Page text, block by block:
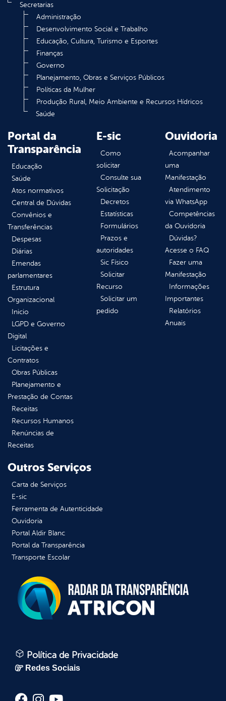
Secretarias
Administração
Desenvolvimento Social e Trabalho
Educação, Cultura, Turismo e Esportes
Finanças
Governo
Planejamento, Obras e Serviços Públicos
Políticas da Mulher
Produção Rural, Meio Ambiente e Recursos Hídricos
Saúde
Portal da
Transparência
Educação
Saúde
Atos normativos
Central de Dúvidas
Convênios e
Transferências
Despesas
Diárias
Emendas
parlamentares
Estrutura
Organizacional
Inicio
LGPD e Governo
Digital
Licitações e
Contratos
Obras Públicas
Planejamento e
Prestação de Contas
Receitas
Recursos Humanos
Renúncias de
Receitas
E-sic
Como
solicitar
Consulte sua
Solicitação
Decretos
Estatísticas
Formulários
Prazos e
autoridades
Sic Físico
Solicitar
Recurso
Solicitar um
pedido
Ouvidoria
Acompanhar
uma
Manifestação
Atendimento
via WhatsApp
Competências
da Ouvidoria
Dúvidas?
Acesse o FAQ
Fazer uma
Manifestação
Informações
Importantes
Relatórios
Anuais
Outros Serviços
Carta de Serviços
E-sic
Ferramenta de Autenticidade
Ouvidoria
Portal Aldir Blanc
Portal da Transparência
Transporte Escolar
Política de Privacidade
Redes Sociais